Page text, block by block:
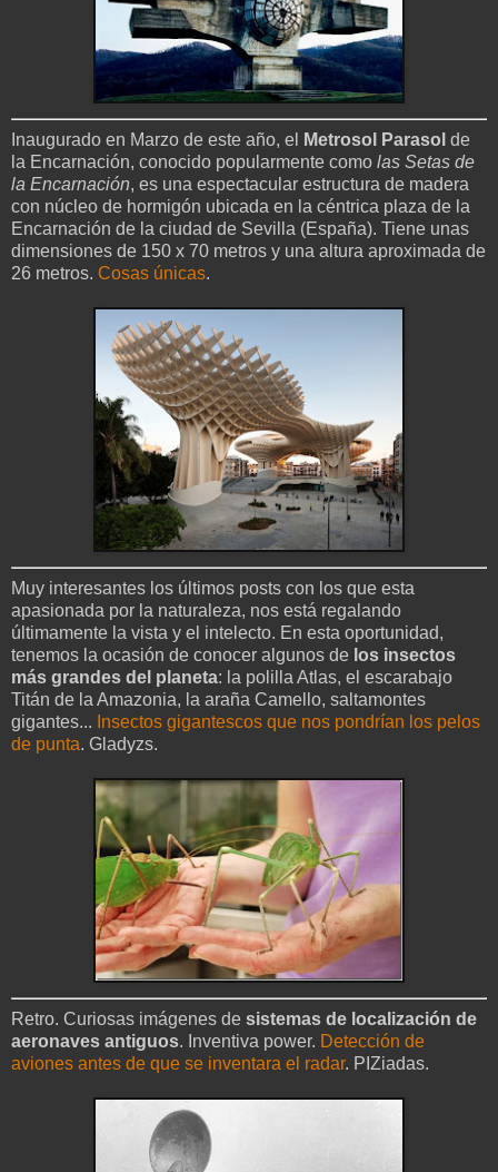
Inaugurado en Marzo de este año, el Metrosol Parasol de
la Encarnación, conocido popularmente como las Setas de
la Encarnación, es una espectacular estructura de madera
con núcleo de hormigón ubicada en la céntrica plaza de la
Encarnación de la ciudad de Sevilla (España). Tiene unas
dimensiones de 150 x 70 metros y una altura aproximada de
26 metros. Cosas únicas.
Muy interesantes los últimos posts con los que esta
apasionada por la naturaleza, nos está regalando
últimamente la vista y el intelecto. En esta oportunidad,
tenemos la ocasión de conocer algunos de los insectos
más grandes del planeta: la polilla Atlas, el escarabajo
Titán de la Amazonia, la araña Camello, saltamontes
gigantes... Insectos gigantescos que nos pondrían los pelos
de punta. Gladyzs.
Retro. Curiosas imágenes de sistemas de localización de
aeronaves antiguos. Inventiva power. Detección de
aviones antes de que se inventara el radar. PIZiadas.